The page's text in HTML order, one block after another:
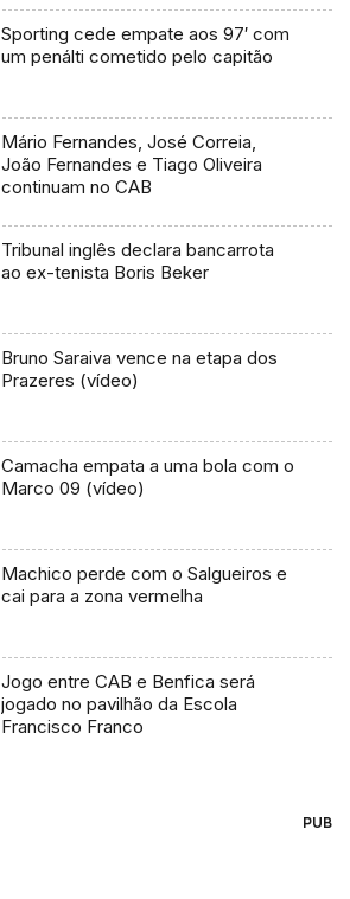
Sporting cede empate aos 97′ com
um penálti cometido pelo capitão
Mário Fernandes, José Correia,
João Fernandes e Tiago Oliveira
continuam no CAB
Tribunal inglês declara bancarrota
ao ex-tenista Boris Beker
Bruno Saraiva vence na etapa dos
Prazeres (vídeo)
Camacha empata a uma bola com o
Marco 09 (vídeo)
Machico perde com o Salgueiros e
cai para a zona vermelha
Jogo entre CAB e Benfica será
jogado no pavilhão da Escola
Francisco Franco
PUB